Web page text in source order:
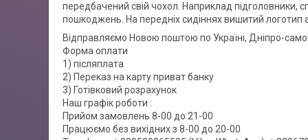
передбачений свій чохол. Наприклад підголовники,
пошкоджень. На передніх сидіннях вишитий логотип
Відправляємо Новою поштою по Україні, Дніпро-
Форма оплати
1) післяплата
2) Переказ на карту приват банку
3) Готівковий розрахунок
Наш графік роботи :
Прийом замовлень 8-00 до 21-00
Працюємо без вихідних з 8-00 до 20-00